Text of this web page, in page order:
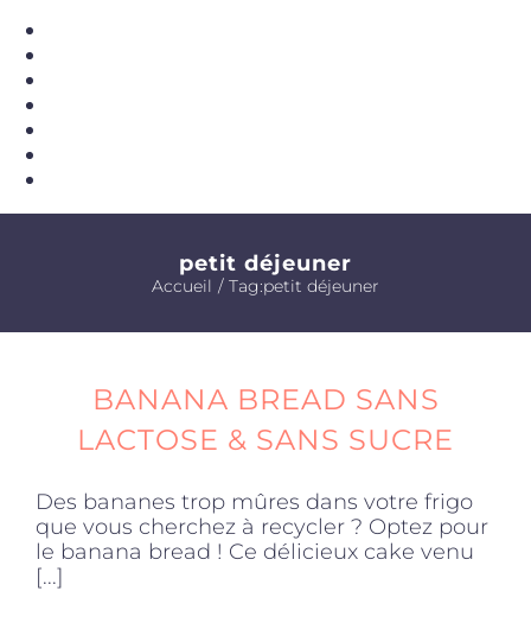
petit déjeuner
Accueil Tag:petit déjeuner
BANANA BREAD SANS
LACTOSE & SANS SUCRE
Des bananes trop mûres dans votre frigo
que vous cherchez à recycler ? Optez pour
le banana bread ! Ce délicieux cake venu
[...]